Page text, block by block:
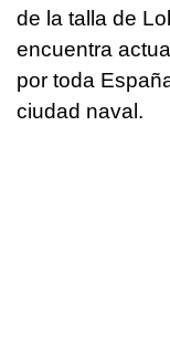
de la talla de
encuentra
por toda
ciudad naval.